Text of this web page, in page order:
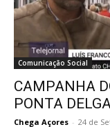
Comunicação Social
CAMPANHA
PONTA
Chega Açores - 24 de